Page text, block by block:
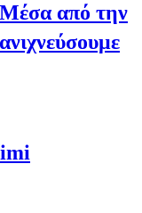
από την